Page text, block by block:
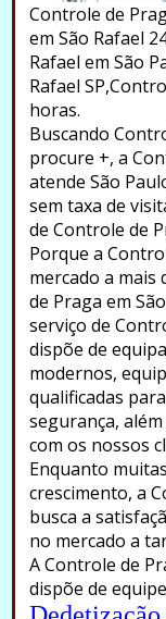
Controle de
em São Rafael
Rafael em São
Rafael
horas.
Buscando
procure +, a
atende São
sem taxa de
de Controle de
Porque a
mercado a mais
de Praga em
serviço de
dispõe de
modernos,
qualificadas
segurança,
com os nossos
Enquanto
crescimento, a
busca a
no mercado a
A Controle de
dispõe de